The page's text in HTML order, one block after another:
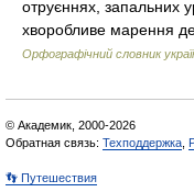
отруєннях, запальних
хворобливе марення
Орфографічний словник
© Академик, 2000-2026
Обратная связь: Техподдержка
👣 Путешествия